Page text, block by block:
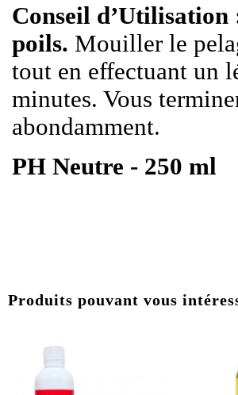
Conseil d’Utilisation
poils. Mouiller le
tout en effectuant un
minutes. Vous
abondamment.
PH Neutre - 250 ml
Produits pouvant vous